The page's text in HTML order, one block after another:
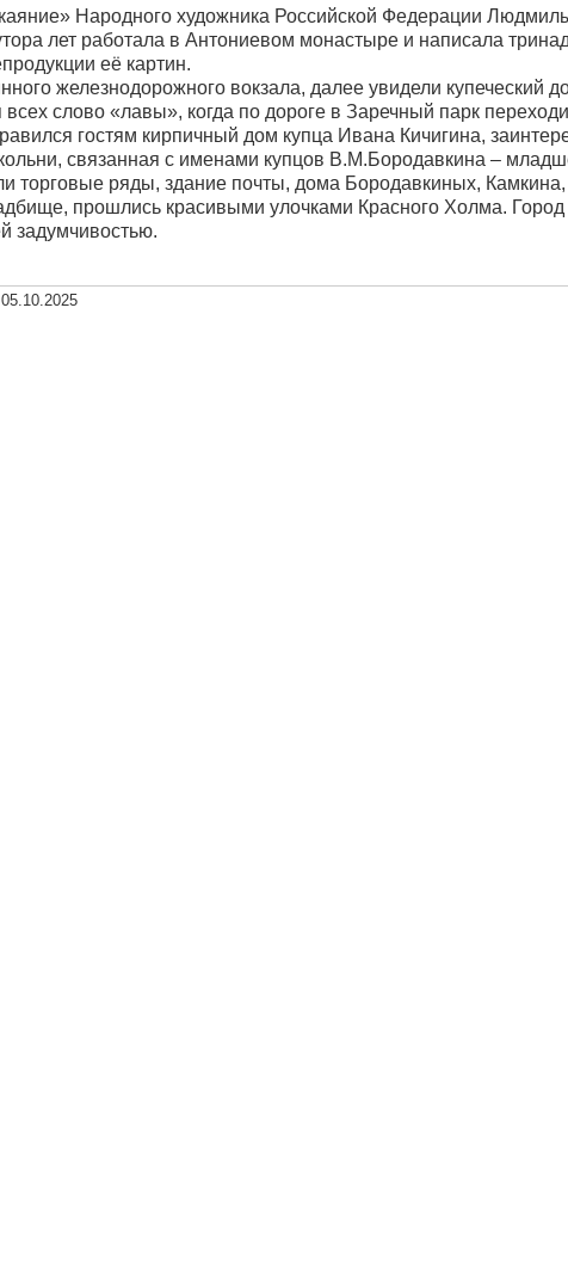
Народного художника Российской Федерации
лет работала в Антониевом монастыре и написала
её картин.
железнодорожного вокзала, далее увидели купеческий
слово «лавы», когда по дороге в Заречный парк
гостям кирпичный дом купца Ивана Кичигина,
связанная с именами купцов В.М.Бородавкина –
торговые ряды, здание почты, дома Бородавкиных,
прошлись красивыми улочками Красного Холма. Город
задумчивостью.
05.10.2025